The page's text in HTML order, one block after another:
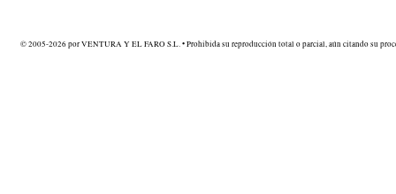
© 2005-2026 por VENTURA Y EL FARO S.L. • Prohibida su reproducción total o parcial, aún citando su